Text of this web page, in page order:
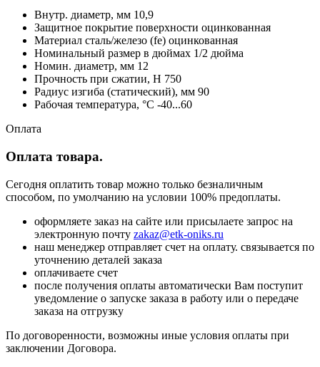
Внутр. диаметр, мм 10,9
Защитное покрытие поверхности оцинкованная
Материал сталь/железо (fe) оцинкованная
Номинальный размер в дюймах 1/2 дюйма
Номин. диаметр, мм 12
Прочность при сжатии, Н 750
Радиус изгиба (статический), мм 90
Рабочая температура, °C -40...60
Оплата
Оплата товара.
Сегодня оплатить товар можно только безналичным
способом, по умолчанию на условии 100% предоплаты.
оформляете заказ на сайте или присылаете запрос на
электронную почту zakaz@etk-oniks.ru
наш менеджер отправляет счет на оплату. связывается по
уточнению деталей заказа
оплачиваете счет
после получения оплаты автоматически Вам поступит
уведомление о запуске заказа в работу или о передаче
заказа на отгрузку
По договоренности, возможны иные условия оплаты при
заключении Договора.